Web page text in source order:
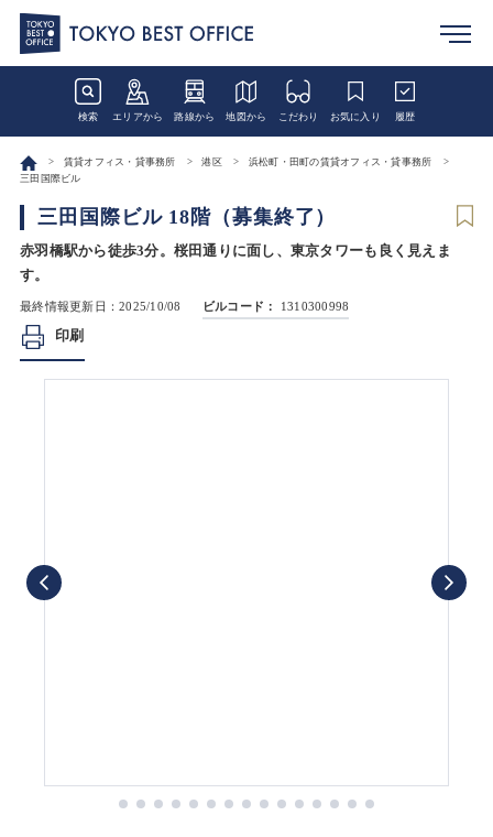
検索 エリアから 路線から 地図から こだわり お気に入り 履歴
賃貸オフィス・貸事務所 港区
浜松町・田町の賃貸オフィス・貸事務所
三田国際ビル
三田国際ビル 18階（募集終了）
赤羽橋駅から徒歩3分。桜田通りに面し、東京タワーも良く見えま
す。
最終情報更新日：2025/10/08 ビルコード： 1310300998
印刷